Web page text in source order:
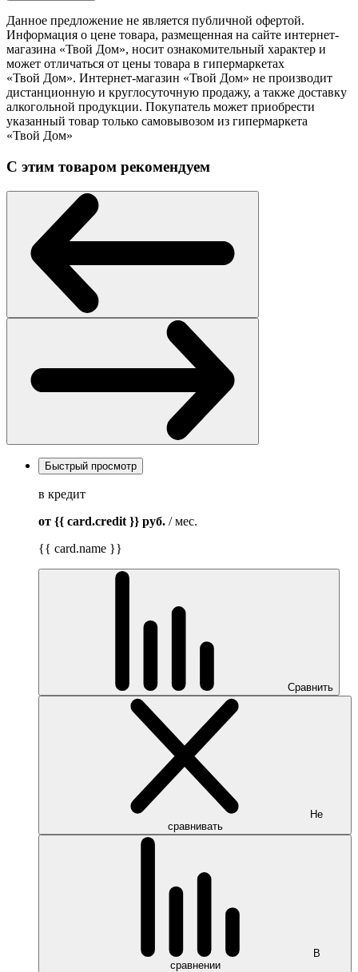
Данное предложение не является публичной офертой.
Информация о цене товара, размещенная на сайте интернет-
магазина «Твой Дом», носит ознакомительный характер и
может отличаться от цены товара в гипермаркетах
«Твой Дом». Интернет-магазин «Твой Дом» не производит
дистанционную и круглосуточную продажу, а также доставку
алкогольной продукции. Покупатель может приобрести
указанный товар только самовывозом из гипермаркета
«Твой Дом»
С этим товаром рекомендуем
Быстрый просмотр
в кредит
от {{ card.credit }} руб. / мес.
{{ card.name }}
Сравнить
Не
сравнивать
В
сравнении